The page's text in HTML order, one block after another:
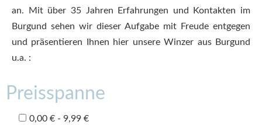
an. Mit über 35 Jahren Erfahrungen und Kontakten im
Burgund sehen wir dieser Aufgabe mit Freude entgegen
und präsentieren Ihnen hier unsere Winzer aus Burgund
u.a. :
Preisspanne
0,00 € - 9,99 €